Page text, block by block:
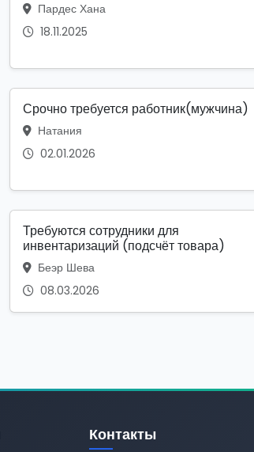
Пардес Хана
18.11.2025
Срочно требуется работник(мужчина)
Натания
02.01.2026
Требуются сотрудники для
инвентаризаций (подсчёт товара)
Беэр Шева
08.03.2026
Контакты